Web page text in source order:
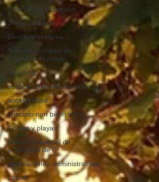
Libertad de expresión
Unión Europea
Directiva europea
Tribunal Europeo de
Derechos Humano
Covid-19
notificaciones electrónicas
accesibilidad
principio non bis in idem
Costas y playas
proceso especial de
protección de l
notificaciones administrativas
Lexnet